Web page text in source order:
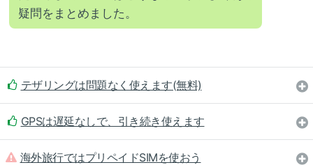
疑問をまとめました。
テザリングは問題なく使えます(無料)
GPSは遅延なしで、引き続き使えます
海外旅行ではプリペイドSIMを使おう